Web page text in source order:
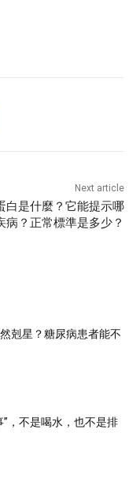
Next article
白是什麼？它能提示哪
病？正常標準是多少？
剋星？糖尿病患者能不
”，不是喝水，也不是排